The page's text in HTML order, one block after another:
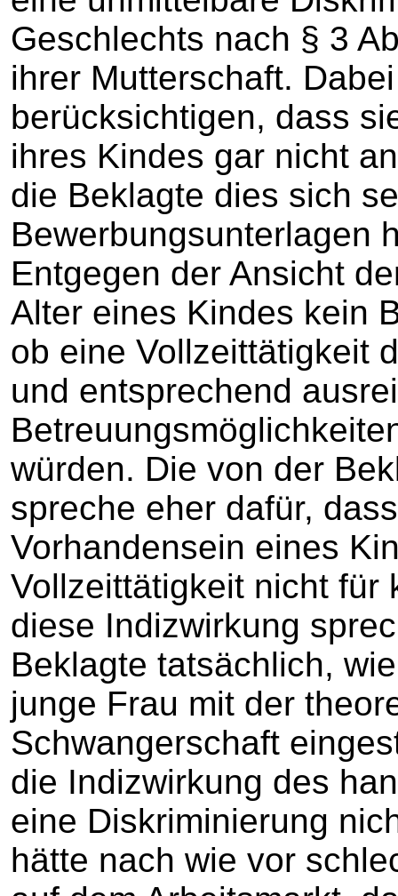
Geschlechts nach § 3
ihrer Mutterschaft.
berücksichtigen, dass
ihres Kindes gar nicht
die Beklagte dies sich
Bewerbungsunterlagen
Entgegen der Ansicht
Alter eines Kindes kein
ob eine Vollzeittätigkeit
und entsprechend
würden. Die von der
spreche eher dafür,
Vorhandensein eines
Vollzeittätigkeit nicht für
diese Indizwirkung
Beklagte tatsächlich,
junge Frau mit der
Schwangerschaft
die Indizwirkung des
eine Diskriminierung
hätte nach wie vor